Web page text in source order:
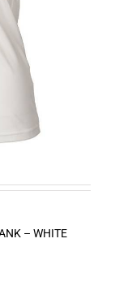
– WHITE